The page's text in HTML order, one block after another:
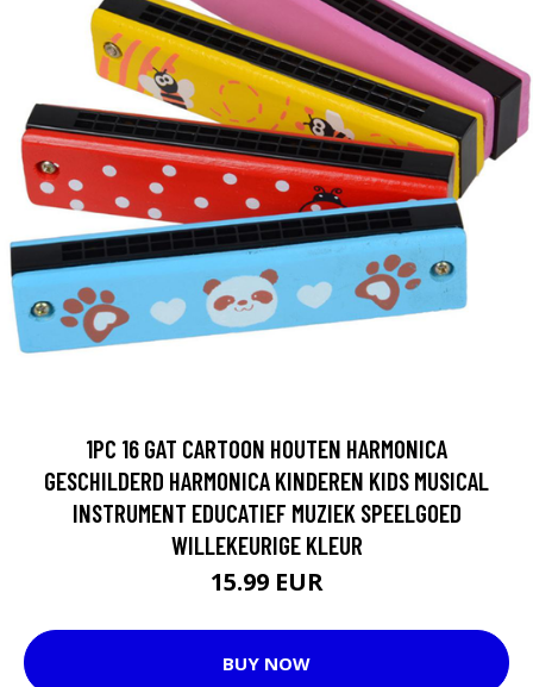
1PC 16 GAT CARTOON HOUTEN HARMONICA
GESCHILDERD HARMONICA KINDEREN KIDS MUSICAL
INSTRUMENT EDUCATIEF MUZIEK SPEELGOED
WILLEKEURIGE KLEUR
15.99 EUR
BUY NOW